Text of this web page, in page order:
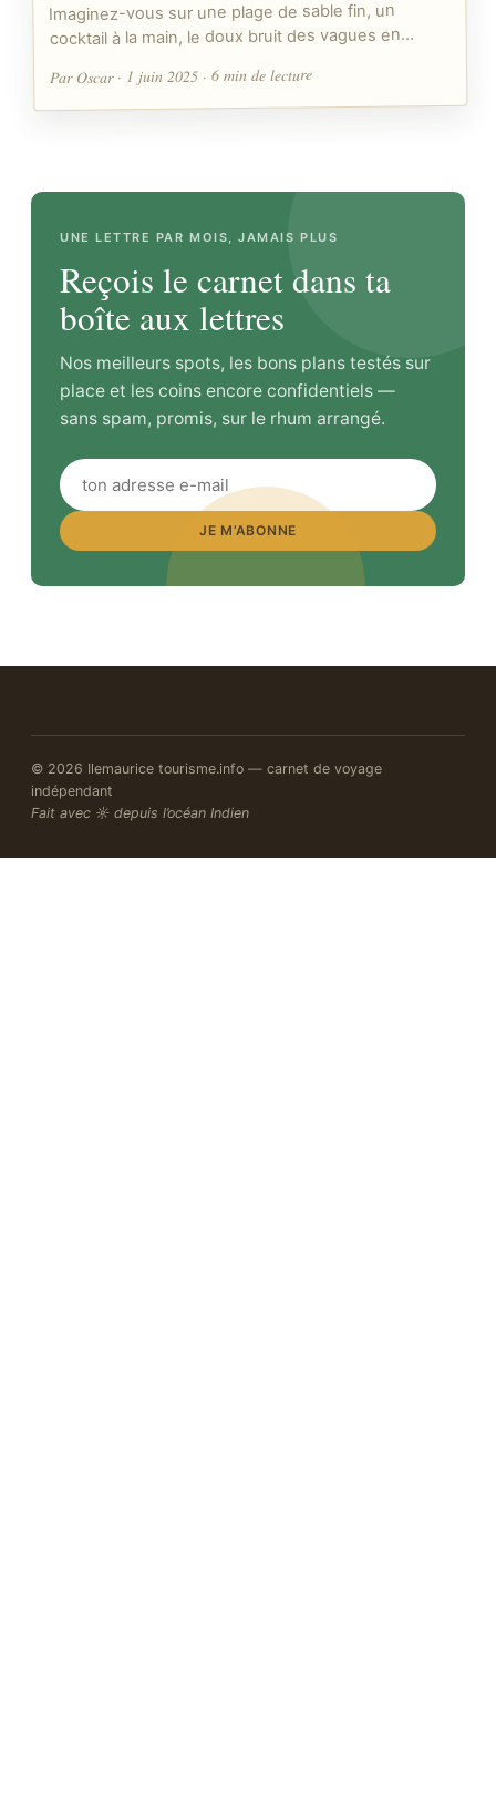
Imaginez-vous sur une plage de sable fin, un
cocktail à la main, le doux bruit des vagues en…
Par Oscar · 1 juin 2025 · 6 min de lecture
UNE LETTRE PAR MOIS, JAMAIS PLUS
Reçois le carnet dans ta
boîte aux lettres
Nos meilleurs spots, les bons plans testés sur
place et les coins encore confidentiels —
sans spam, promis, sur le rhum arrangé.
JE M’ABONNE
© 2026 Ilemaurice tourisme.info — carnet de voyage
indépendant
Fait avec ☼ depuis l’océan Indien